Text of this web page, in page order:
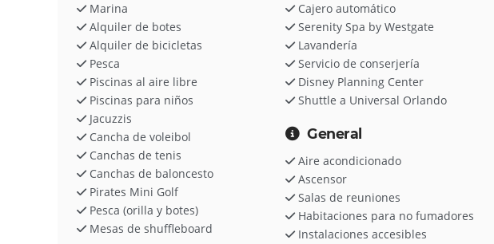
Marina
Alquiler de botes
Alquiler de bicicletas
Pesca
Piscinas al aire libre
Piscinas para niños
Jacuzzis
Cancha de voleibol
Canchas de tenis
Canchas de baloncesto
Pirates Mini Golf
Pesca (orilla y botes)
Mesas de shuffleboard
Cajero automático
Serenity Spa by Westgate
Lavandería
Servicio de conserjería
Disney Planning Center
Shuttle a Universal Orlando
General
Aire acondicionado
Ascensor
Salas de reuniones
Habitaciones para no fumadores
Instalaciones accesibles